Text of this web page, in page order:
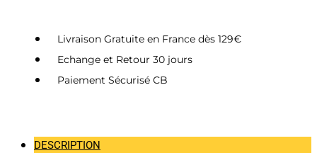
Livraison Gratuite en France dès 129€
Echange et Retour 30 jours
Paiement Sécurisé CB
DESCRIPTION